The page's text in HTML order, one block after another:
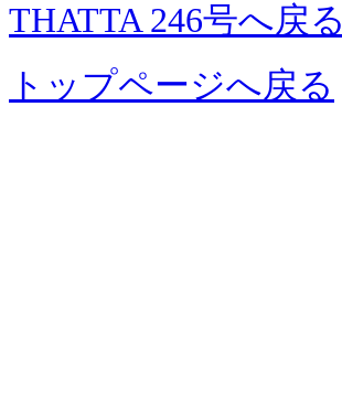
THATTA 246号へ戻る
トップページへ戻る